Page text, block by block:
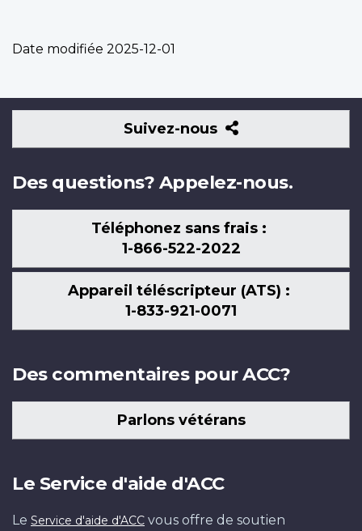
Date modifiée 2025-12-01
Suivez-nous
Suivez-
nous
Des questions? Appelez-nous.
Téléphonez sans frais :
1-866-522-2022
Appareil téléscripteur (ATS) :
1-833-921-0071
Des commentaires pour ACC?
Parlons vétérans
Le Service d'aide d'ACC
Le Service d'aide d'ACC vous offre de soutien